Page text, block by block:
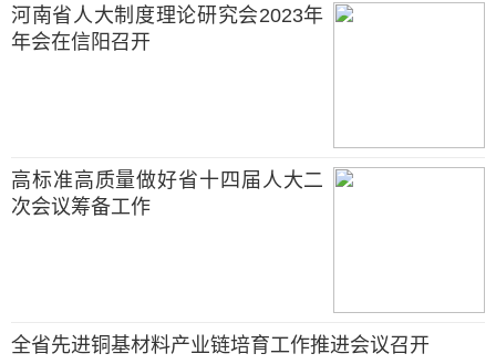
河南省人大制度理论研究会2023年
年会在信阳召开
高标准高质量做好省十四届人大二
次会议筹备工作
全省先进铜基材料产业链培育工作推进会议召开